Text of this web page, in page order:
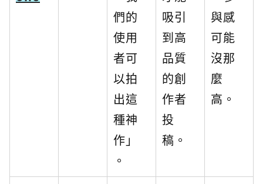
們的
使用
者可
以拍
出這
種神
作」
。
吸引
到高
品質
的創
作者
投
稿。
與感
可能
沒那
麼
高。